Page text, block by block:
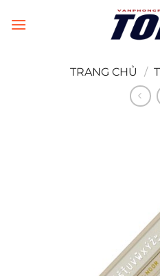
đến
TRANG CHỦ
/